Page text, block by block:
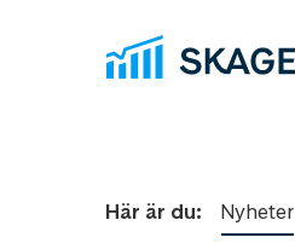
Här är du: Nyheter